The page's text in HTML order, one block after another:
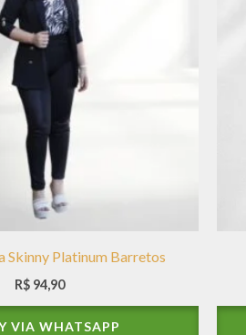
Skinny Platinum Barretos
R$94,90
VIA WHATSAPP